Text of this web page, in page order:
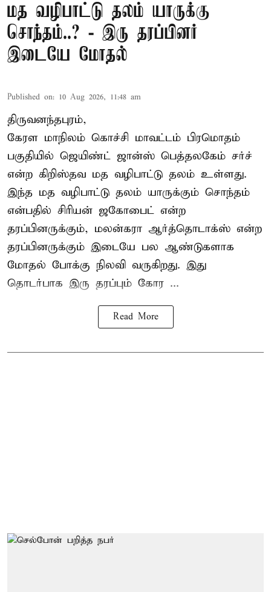
மத வழிபாட்டு தலம் யாருக்கு
சொந்தம்..? - இரு தரப்பினர்
இடையே மோதல்
Published on: 10 Aug 2026, 11:48 am
திருவனந்தபுரம்,
கேரள மாநிலம் கொச்சி மாவட்டம் பிரமொதம்
பகுதியில் ஜெயிண்ட் ஜான்ஸ் பெத்தலகேம் சர்ச்
என்ற கிறிஸ்தவ மத வழிபாட்டு தலம் உள்ளது.
இந்த மத வழிபாட்டு தலம் யாருக்கும் சொந்தம்
என்பதில் சிரியன் ஜகோபைட் என்ற
தரப்பினருக்கும், மலன்கரா ஆர்த்தொடாக்ஸ் என்ற
தரப்பினருக்கும் இடையே பல ஆண்டுகளாக
மோதல் போக்கு நிலவி வருகிறது. இது
தொடர்பாக இரு தரப்பும் கோர ...
Read More